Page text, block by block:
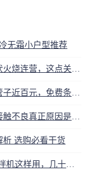
无霜小户型推荐
析 选购必看干货